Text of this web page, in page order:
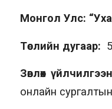
Монгол Улс:
Төслийн дугаар:
Зөвлөх
онлайн